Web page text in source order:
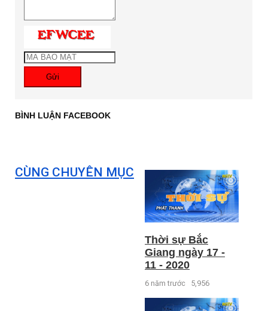
Gửi
BÌNH LUẬN FACEBOOK
CÙNG CHUYÊN MỤC
Thời sự Bắc
Giang ngày 17 -
11 - 2020
6 năm trước 5,956